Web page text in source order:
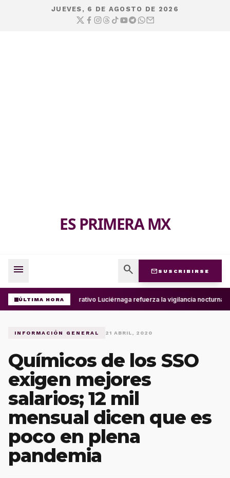
JUEVES, 6 DE AGOSTO DE 2026
ES PRIMERA MX
menu search mail SUSCRIBIRSE
ÚLTIMA HORA Operativo Luciérnaga refuerza la vigilancia nocturna
INFORMACIÓN GENERAL 21 ABRIL, 2020
Químicos de los SSO
exigen mejores
salarios; 12 mil
mensual dicen que es
poco en plena
pandemia